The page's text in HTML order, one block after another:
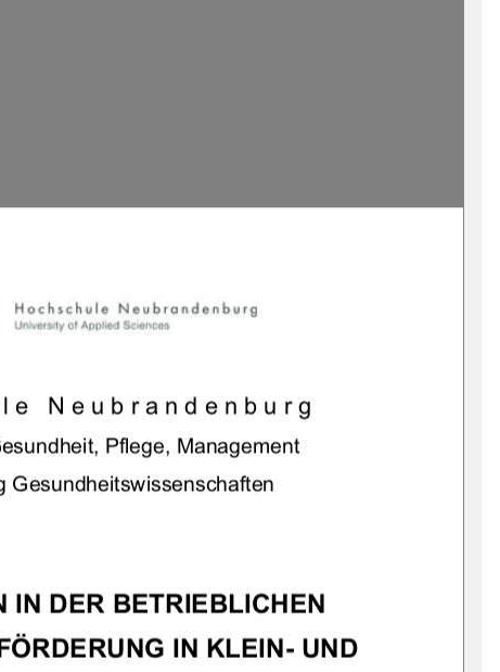
Neubrandenburg
Pflege, Management
Gesundheitswissenschaften
IN DER BETRIEBLICHEN
IN KLEIN- UND